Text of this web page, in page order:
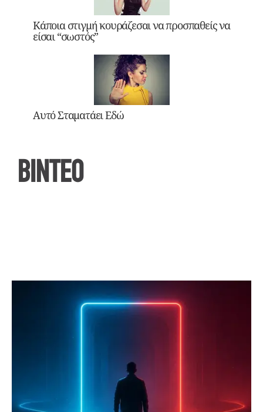
Κάποια στιγμή κουράζεσαι να προσπαθείς να
είσαι “σωστός”
Αυτό Σταματάει Εδώ
ΒΙΝΤΕΟ